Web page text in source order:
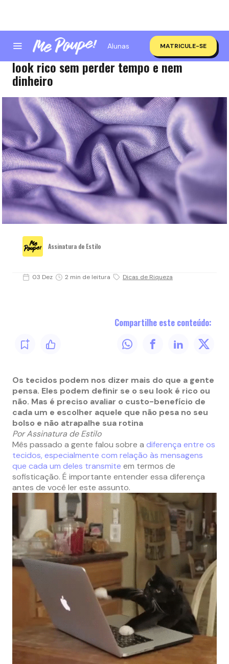
Alunas MATRICULE-SE
Como escolher o tecido certo para um
look rico sem perder tempo e nem
dinheiro
Assinatura de Estilo
03 Dez 2 min de leitura Dicas de Riqueza
Compartilhe este conteúdo:
Os tecidos podem nos dizer mais do que a gente
pensa. Eles podem definir se o seu look é rico ou
não. Mas é preciso avaliar o custo-benefício de
cada um e escolher aquele que não pesa no seu
bolso e não atrapalhe sua rotina
Por Assinatura de Estilo
Mês passado a gente falou sobre a diferença entre os
tecidos, especialmente com relação às mensagens
que cada um deles transmite em termos de
sofisticação. É importante entender essa diferença
antes de você ler este assunto.